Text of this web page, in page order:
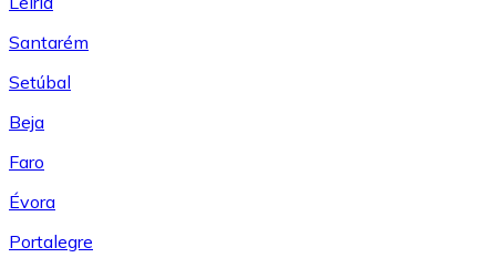
Santarém
Setúbal
Beja
Faro
Évora
Portalegre